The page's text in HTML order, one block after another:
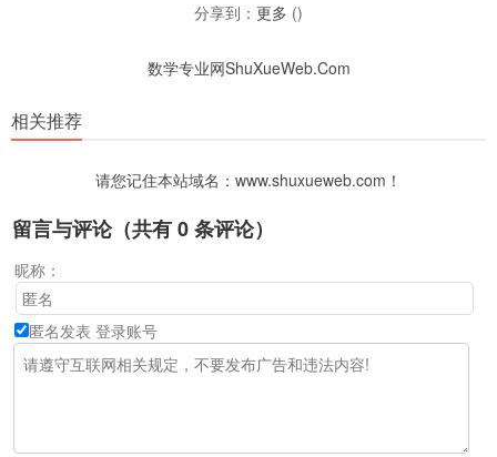
分享到： 更多 ()
数学专业网ShuXueWeb.Com
相关推荐
请您记住本站域名：www.shuxueweb.com！
留言与评论（共有0条评论）
昵称：
匿名发表 登录账号